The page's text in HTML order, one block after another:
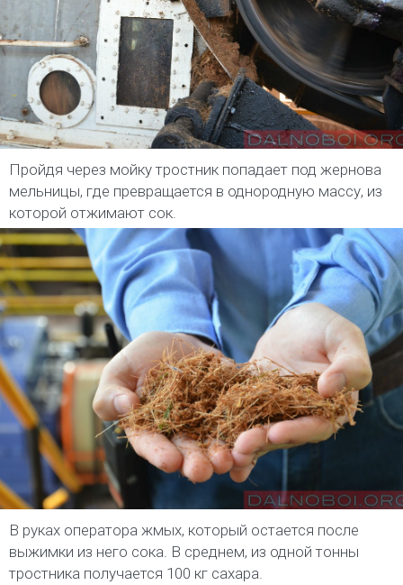
Пройдя через мойку тростник попадает под жернова
мельницы, где превращается в однородную массу, из
которой отжимают сок.
В руках оператора жмых, который остается после
выжимки из него сока. В среднем, из одной тонны
тростника получается 100 кг сахара.